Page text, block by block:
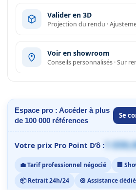
Valider en 3D
Projection du rendu ·
Voir en showroom
Conseils personnalisés · Sur
Espace pro : Accéder à plus
de 100 000 références
Se
Votre prix Pro Point D’ô : 1
💼 Tarif professionnel négocié
🏢
📦 Retrait 24h/24
🛟 Assistance